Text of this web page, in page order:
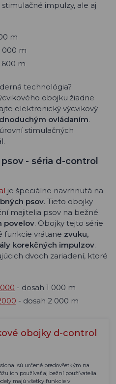
impulzy, ale aj
m
000 m
600 m
technológia?
obojku žiadne
elektronický výcvikový
ovládaním.
stimulačných
- séria d-control
je špeciálne navrhnutá na
psov. Tieto obojky
majitelia psov na bežné
povelov. Obojky tejto série
funkcie vrátane zvuku,
korekčných impulzov.
dvoch zariadení, ktoré
- dosah 1 000 m
- dosah 2 000 m
obojky d-control
sú určené predovšetkým na
ich používať aj bežní používatelia.
majú všetky funkcie v